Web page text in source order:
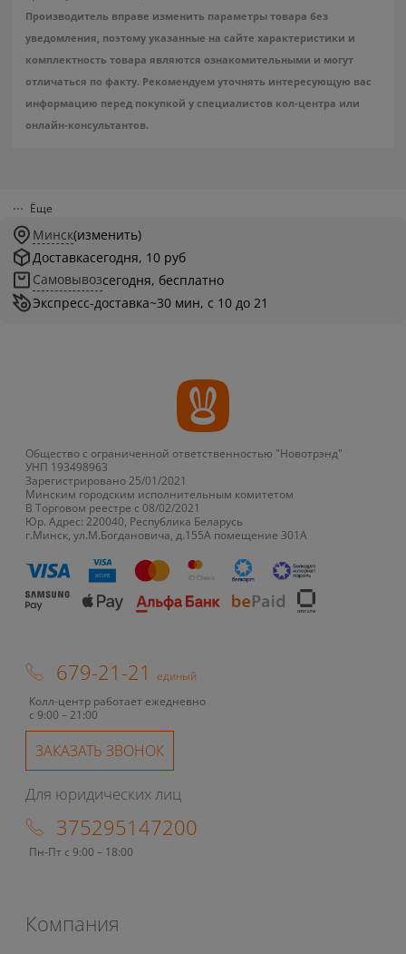
Производитель вправе изменить параметры товара без
уведомления, поэтому указанные на сайте характеристики и
комплектность товара являются ознакомительными и могут
отличаться по факту. Рекомендуем уточнять интересующую вас
информацию перед покупкой у специалистов кол-центра или
онлайн-консультантов.
.50 Вернём до
Ёще
Минск(изменить)
Доставкасегодня, 10 руб
Самовывозсегодня, бесплатно
Экспресс-доставка~30 мин, с 10 до 21
Общество с ограниченной ответственностью "Новотрэнд"
УНП 193498963
Зарегистрировано 25/01/2021
Минским городским исполнительным комитетом
В Торговом реестре с 08/02/2021
Юр. Адрес: 220040, Республика Беларусь
г.Минск, ул.М.Богдановича, д.155А помещение 301А
679-21-21
единый
Колл-центр работает ежедневно
с 9:00 – 21:00
ЗАКАЗАТЬ ЗВОНОК
Для юридических лиц
375295147200
Пн-Пт с 9:00 – 18:00
Компания